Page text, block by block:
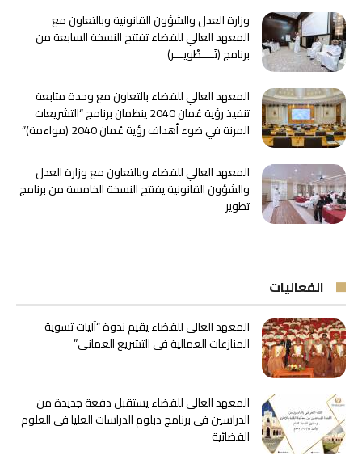
وزارة العدل والشؤون القانونية وبالتعاون مع
المعهد العالي للقضاء تفتتح النسخة السابعة من
برنامج ﴿تَــــطْويـــر﴾
المعهد العالي للقضاء بالتعاون مع وحدة متابعة
تنفيذ رؤية عُمان 2040 ينظمان برنامج “التشريعات
المرنة في ضوء أهداف رؤية عُمان 2040 (مواءمة)”
المعهد العالي للقضاء وبالتعاون مع وزارة العدل
والشؤون القانونية يفتتح النسخة الخامسة من برنامج
تطوير
الفعاليات
المعهد العالي للقضاء يقيم ندوة “آليات تسوية
المنازعات العمالية في التشريع العماني”
المعهد العالي للقضاء يستقبل دفعة جديدة من
الدراسين في برنامج دبلوم الدراسات العليا في العلوم
القضائية